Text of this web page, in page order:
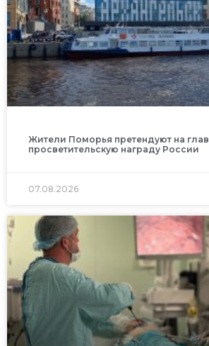
Жители Поморья претендуют на
просветительскую награду России
07.08.2026